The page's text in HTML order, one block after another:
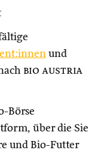
und
bio austria
Börse
über die Sie
und Bio-Futter